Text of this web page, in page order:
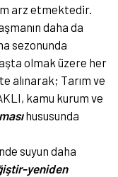
arz etmektedir.
daha da
sezonunda
olmak üzere her
alınarak; Tarım ve
kamu kurum ve
hususunda
suyun daha
yeniden